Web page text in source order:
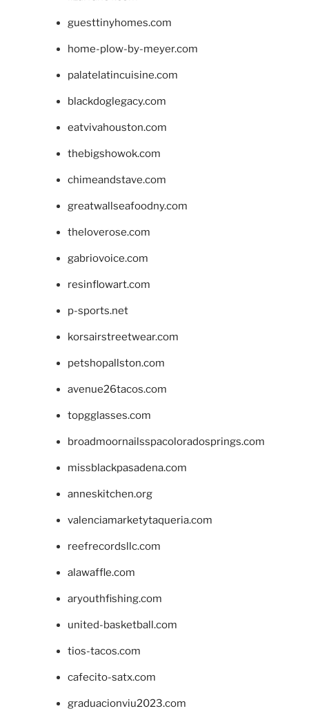
guesttinyhomes.com
home-plow-by-meyer.com
palatelatincuisine.com
blackdoglegacy.com
eatvivahouston.com
thebigshowok.com
chimeandstave.com
greatwallseafoodny.com
theloverose.com
gabriovoice.com
resinflowart.com
p-sports.net
korsairstreetwear.com
petshopallston.com
avenue26tacos.com
topgglasses.com
broadmoornailsspacoloradosprings.com
missblackpasadena.com
anneskitchen.org
valenciamarketytaqueria.com
reefrecordsllc.com
alawaffle.com
aryouthfishing.com
united-basketball.com
tios-tacos.com
cafecito-satx.com
graduacionviu2023.com